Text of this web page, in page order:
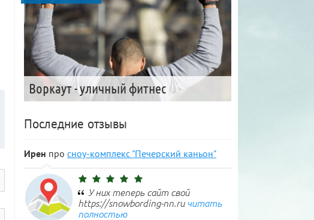
Воркаут - уличный фитнес
Последние отзывы
Ирен про сноу-комплекс "Печерский каньон"
У них теперь сайт свой
https://snowbording-nn.ru читать
полностью